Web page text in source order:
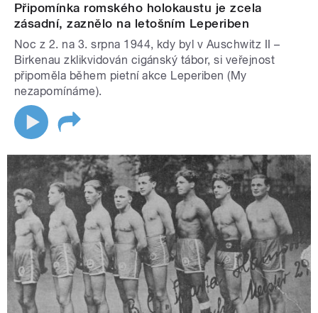
Připomínka romského holokaustu je zcela
zásadní, zaznělo na letošním Leperiben
Noc z 2. na 3. srpna 1944, kdy byl v Auschwitz II –
Birkenau zklikvidován cigánský tábor, si veřejnost
připoměla během pietní akce Leperiben (My
nezapomínáme).